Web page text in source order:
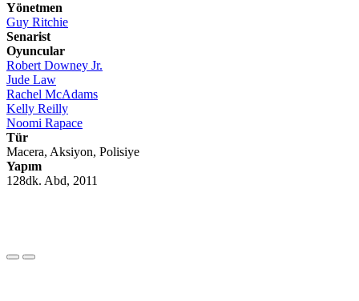
Yönetmen
Guy Ritchie
Senarist
Oyuncular
Robert Downey Jr.
Jude Law
Rachel McAdams
Kelly Reilly
Noomi Rapace
Tür
Macera, Aksiyon, Polisiye
Yapım
128dk. Abd, 2011